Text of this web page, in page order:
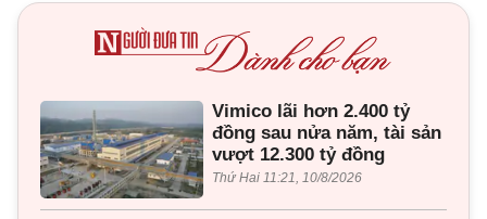
Vimico lãi hơn 2.400 tỷ
đồng sau nửa năm, tài sản
vượt 12.300 tỷ đồng
Thứ Hai 11:21, 10/8/2026